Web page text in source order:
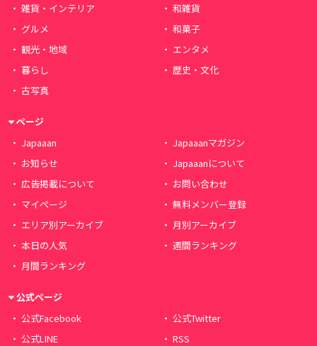
雑貨・インテリア
和雑貨
グルメ
和菓子
観光・地域
エンタメ
暮らし
歴史・文化
古写真
ページ
Japaaan
Japaaanマガジン
お知らせ
Japaaanについて
広告掲載について
お問い合わせ
マイページ
無料メンバー登録
エリア別アーカイブ
月別アーカイブ
本日の人気
週間ランキング
月間ランキング
公式ページ
公式Facebook
公式Twitter
公式LINE
RSS